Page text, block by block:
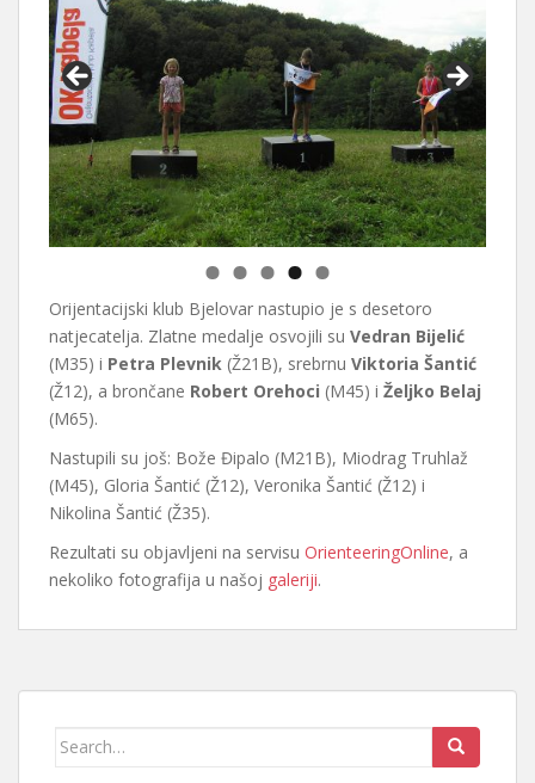
Vedran Bijelić, M35
Orijentacijski klub Bjelovar nastupio je s desetoro
natjecatelja. Zlatne medalje osvojili su Vedran Bijelić
(M35) i Petra Plevnik (Ž21B), srebrnu Viktoria Šantić
(Ž12), a brončane Robert Orehoci (M45) i Željko Belaj
(M65).
Nastupili su još: Bože Đipalo (M21B), Miodrag Truhlaž
(M45), Gloria Šantić (Ž12), Veronika Šantić (Ž12) i
Nikolina Šantić (Ž35).
Rezultati su objavljeni na servisu OrienteeringOnline, a
nekoliko fotografija u našoj galeriji.
Search